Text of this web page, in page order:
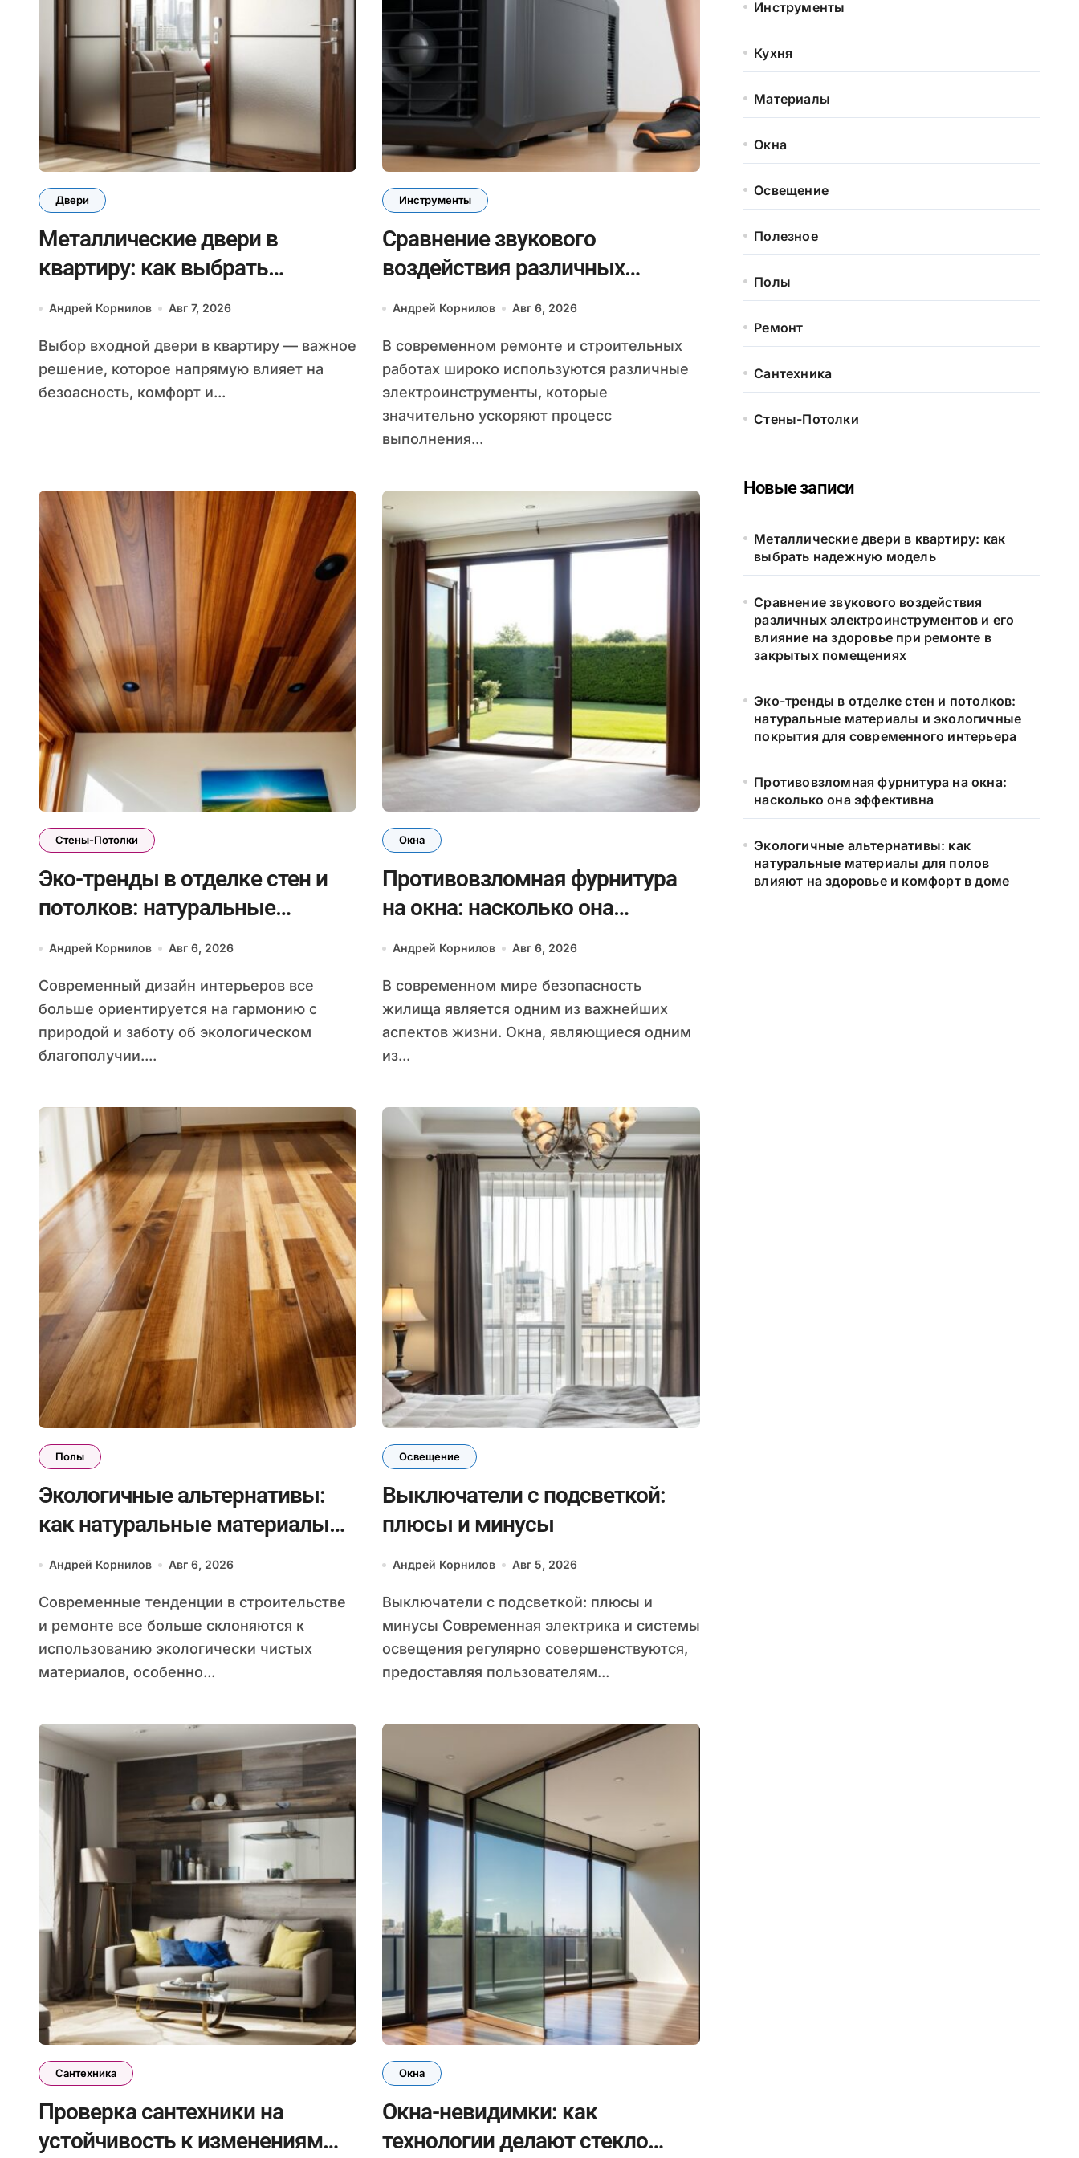
Двери
Металлические двери в
квартиру: как выбрать
надежную модель
Андрей Корнилов Авг 7, 2026
Выбор входной двери в квартиру — важное
решение, которое напрямую влияет на
безоасность, комфорт и...
Инструменты
Сравнение звукового
воздействия различных
электроинструментов и его
ремонте в закрытых
помещениях
Андрей Корнилов Авг 6, 2026
В современном ремонте и строительных
работах широко используются различные
электроинструменты, которые
значительно ускоряют процесс
выполнения...
Стены-Потолки
Эко-тренды в отделке стен и
потолков: натуральные
материалы и экологичные
интерьера
Андрей Корнилов Авг 6, 2026
Современный дизайн интерьеров все
больше ориентируется на гармонию с
природой и заботу об экологическом
благополучии....
Окна
Противовзломная фурнитура
на окна: насколько она
эффективна
Андрей Корнилов Авг 6, 2026
В современном мире безопасность
жилища является одним из важнейших
аспектов жизни. Окна, являющиеся одним
из...
Полы
Экологичные альтернативы:
как натуральные материалы
для полов влияют на здоровье
Андрей Корнилов Авг 6, 2026
Современные тенденции в строительстве
и ремонте все больше склоняются к
использованию экологически чистых
материалов, особенно...
Освещение
Выключатели с подсветкой:
плюсы и минусы
Андрей Корнилов Авг 5, 2026
Выключатели с подсветкой: плюсы и
минусы Современная электрика и системы
освещения регулярно совершенствуются,
предоставляя пользователям...
Сантехника
Проверка сантехники на
устойчивость к изменениям
Окна
Окна-невидимки: как
технологии делают стекло
Инструменты
Кухня
Материалы
Окна
Освещение
Полезное
Полы
Ремонт
Сантехника
Стены-Потолки
Новые записи
Металлические двери в квартиру: как
выбрать надежную модель
Сравнение звукового воздействия
различных электроинструментов и его
влияние на здоровье при ремонте в
закрытых помещениях
Эко-тренды в отделке стен и потолков:
натуральные материалы и экологичные
покрытия для современного интерьера
Противовзломная фурнитура на окна:
насколько она эффективна
Экологичные альтернативы: как
натуральные материалы для полов
влияют на здоровье и комфорт в доме